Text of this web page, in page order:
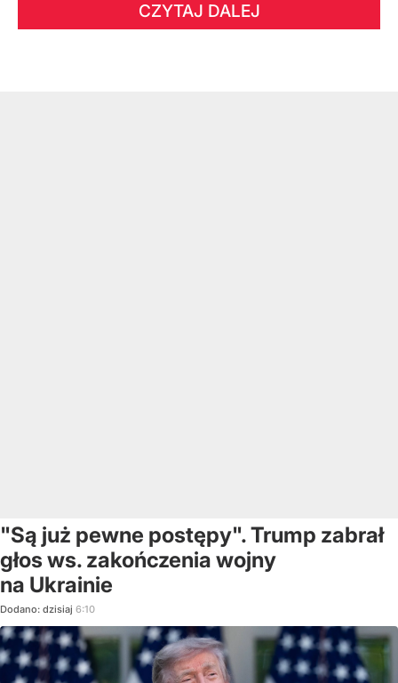
CZYTAJ DALEJ
"Są już pewne postępy". Trump zabrał
głos ws. zakończenia wojny
na Ukrainie
Dodano: dzisiaj 6:10